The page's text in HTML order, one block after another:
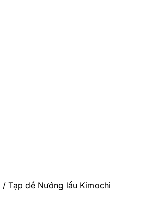
/ Tạp dề Nướng lẩu Kimochi